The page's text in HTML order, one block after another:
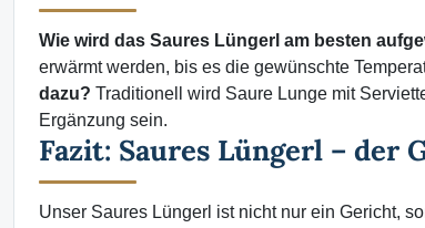
Wie wird das Saures Lüngerl am besten
erwärmt werden, bis es die gewünschte
dazu? Traditionell wird Saure Lunge mit
Ergänzung sein.
Fazit: Saures Lüngerl – der
Unser Saures Lüngerl ist nicht nur ein Gericht,